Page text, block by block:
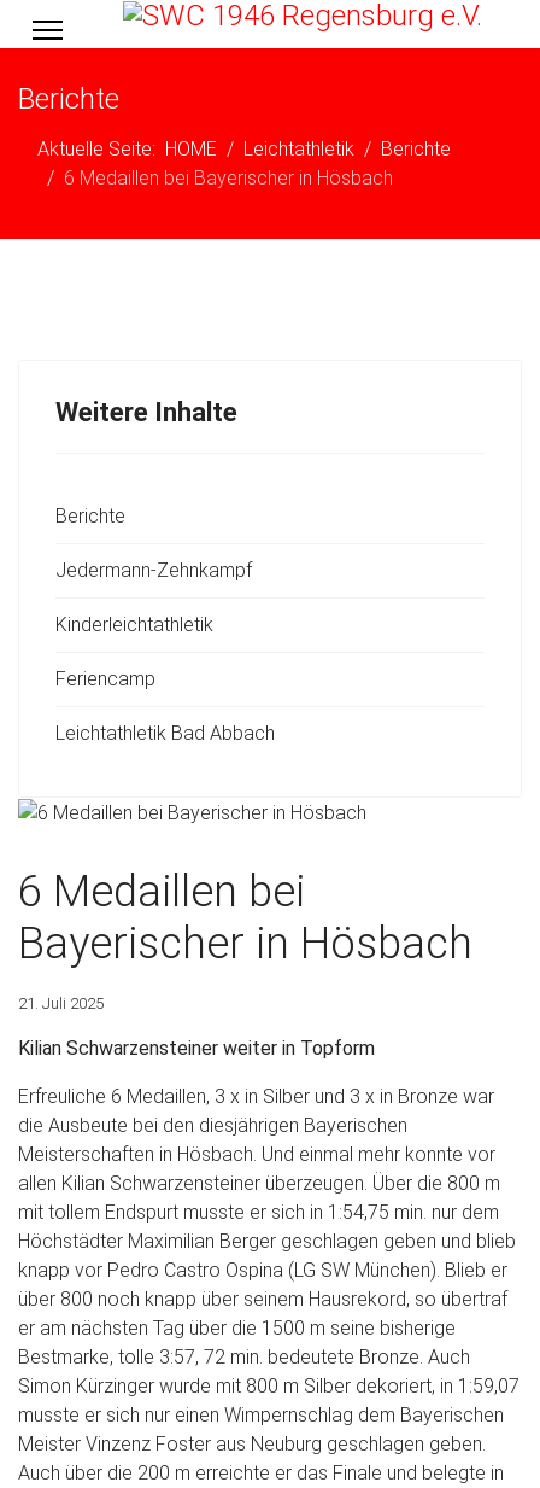
Berichte
Aktuelle Seite: HOME Leichtathletik
Berichte
6 Medaillen bei Bayerischer in Hösbach
Weitere Inhalte
Berichte
Jedermann-Zehnkampf
Kinderleichtathletik
Feriencamp
Leichtathletik Bad Abbach
6 Medaillen bei
Bayerischer in Hösbach
21. Juli 2025
Kilian Schwarzensteiner weiter in Topform
Erfreuliche 6 Medaillen, 3 x in Silber und 3 x in Bronze war
die Ausbeute bei den diesjährigen Bayerischen
Meisterschaften in Hösbach. Und einmal mehr konnte vor
allen Kilian Schwarzensteiner überzeugen. Über die 800 m
mit tollem Endspurt musste er sich in 1:54,75 min. nur dem
Höchstädter Maximilian Berger geschlagen geben und blieb
knapp vor Pedro Castro Ospina (LG SW München). Blieb er
über 800 noch knapp über seinem Hausrekord, so übertraf
er am nächsten Tag über die 1500 m seine bisherige
Bestmarke, tolle 3:57, 72 min. bedeutete Bronze. Auch
Simon Kürzinger wurde mit 800 m Silber dekoriert, in 1:59,07
musste er sich nur einen Wimpernschlag dem Bayerischen
Meister Vinzenz Foster aus Neuburg geschlagen geben.
Auch über die 200 m erreichte er das Finale und belegte in